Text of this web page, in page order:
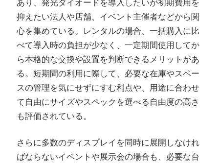
抑えたい法人や店舗、イベント主催者などから関
心を集めている。レンタルの場合、一括購入に比
べて導入時の負担が少なく、一定期間使用してか
ら本格的な交換や設置を判断できるメリットがあ
る。短期間の利用に際して、必要な在庫やスペー
スの管理を気にせずにすむ利点や、用途に合わせ
て自由にサイズやスペックを選べる自由度の高さ
も評価されている。
さらに多数のディスプレイを同時に展開しなけれ
ばならないイベントや展示会の場合も、必要な台